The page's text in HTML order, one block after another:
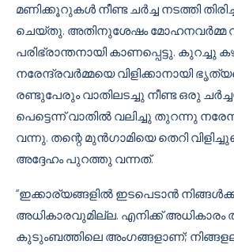
മണിക്കൂറുകൾ നീണ്ട ചർച്ച നടത്തി
ചെയ്തു. അതിനുശേഷം മോഹനവർമ്മ
പരിഭ്രാന്തനായി കാണപ്പെട്ടു. കുറച്ചു
നരേന്ദ്രവർമ്മയെ വിളിക്കാനായി
രണ്ടുപേരും വാതിലടച്ചു നീണ്ട ഒരു
പെട്ടെന്ന് വാതിൽ വലിച്ചു തുറന്നു
വന്നു. തന്റെ മുൻഗാമിയെ തെറി
അദ്ദേഹം പുറത്തു വന്നത്.
“ഇക്കാര്യങ്ങളിൽ ഇടപെടാൻ
അധികാരവുമില്ല. എനിക്ക് അധികാരം
കുടുംബത്തിലെ അംഗങ്ങളാണ്;